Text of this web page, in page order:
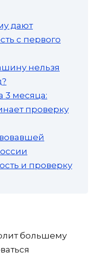
дают
с первого
нельзя
3 месяца:
проверку
и проверку
большему